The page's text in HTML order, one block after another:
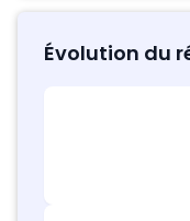
Évolution du